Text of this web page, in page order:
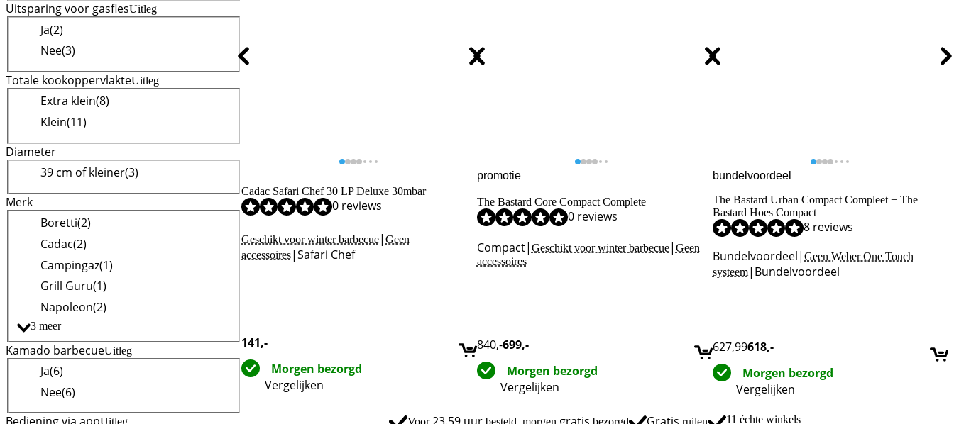
Uitsparing voor gasflesUitleg
Ja(2)
Nee(3)
Totale kookoppervlakteUitleg
Extra klein(8)
Klein(11)
Diameter
39 cm of kleiner(3)
Merk
Boretti(2)
Cadac(2)
Campingaz(1)
Grill Guru(1)
Napoleon(2)
3 meer
Kamado barbecueUitleg
Ja(6)
Nee(6)
Cadac Safari Chef 30 LP Deluxe 30mbar
0 reviews
Geschikt voor winter barbecue| Geen
accessoires|Safari Chef
141,-
Morgen bezorgd
Vergelijken
promotie
The Bastard Core Compact Complete
0 reviews
Compact| Geschikt voor winter barbecue| Geen
accessoires
840,-699,-
Morgen bezorgd
Vergelijken
bundelvoordeel
The Bastard Urban Compact Compleet + The
Bastard Hoes Compact
Beoordeling is 9,1 van de 10, gebaseerd op 8 reviews.
8 reviews
Bundelvoordeel| Geen Weber One Touch
systeem| Bundelvoordeel
627,99618,-
Morgen bezorgd
Vergelijken
Voor besteld, morgen bezorgd ruilen 11 échte winkels